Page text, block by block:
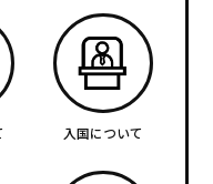
入国について